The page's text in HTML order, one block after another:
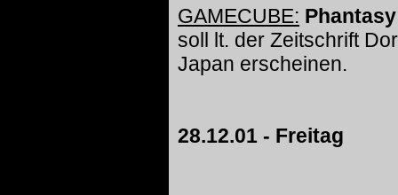
GAMECUBE:
soll lt. der Zeitschrift
Japan erscheinen.
28.12.01 - Freitag